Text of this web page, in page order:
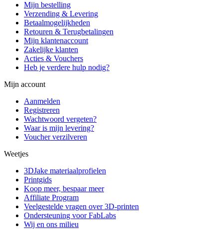
Mijn bestelling
Verzending & Levering
Betaalmogelijkheden
Retouren & Terugbetalingen
Mijn klantenaccount
Zakelijke klanten
Acties & Vouchers
Heb je verdere hulp nodig?
Mijn account
Aanmelden
Registreren
Wachtwoord vergeten?
Waar is mijn levering?
Voucher verzilveren
Weetjes
3DJake materiaalprofielen
Printgids
Koop meer, bespaar meer
Affiliate Program
Veelgestelde vragen over 3D-printen
Ondersteuning voor FabLabs
Wij en ons milieu